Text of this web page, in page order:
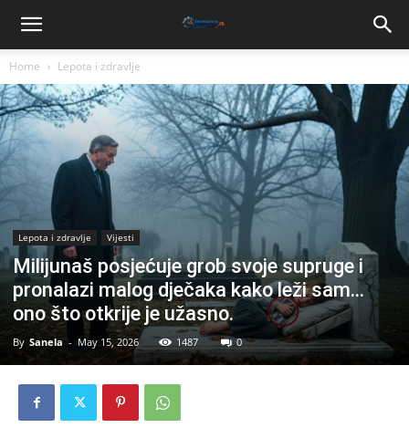
Home Lepota i zdravlje
Lepota i zdravlje Vijesti
Milijunaš posjećuje grob svoje supruge i
pronalazi malog dječaka kako leži sam…
ono što otkrije je užasno.
By Sanela - May 15, 2026 1487 0